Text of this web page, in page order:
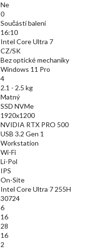
Ne
0
Součástí balení
16:10
Intel Core Ultra 7
CZ/SK
Bez optické mechaniky
Windows 11 Pro
4
2.1 - 2.5 kg
Matný
SSD NVMe
1920x1200
NVIDIA RTX PRO 500
USB 3.2 Gen 1
Workstation
Wi-Fi
Li-Pol
IPS
On-Site
Intel Core Ultra 7 255H
30724
6
16
28
16
2